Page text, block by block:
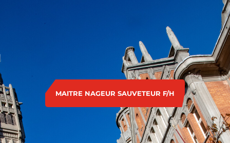
MAITRE NAGEUR SAUVETEUR F/H